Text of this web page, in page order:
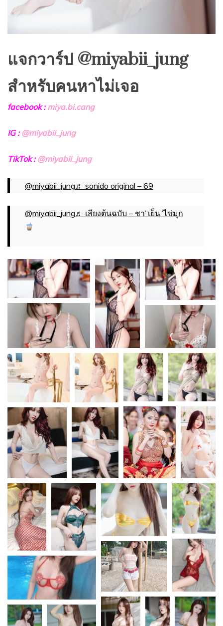
แจกวาร์ป @miyabii_jung
สำหรับคนหาไม่เจอ
facebook :miya.bi.cang
IG :@miyabii_jung
TikTok :@miyabii_jung
@miyabii_jung♬ sonido original – 69
@miyabii_jung♬ เสียงต้นฉบับ – ชา”เย็น”ไข่มุก